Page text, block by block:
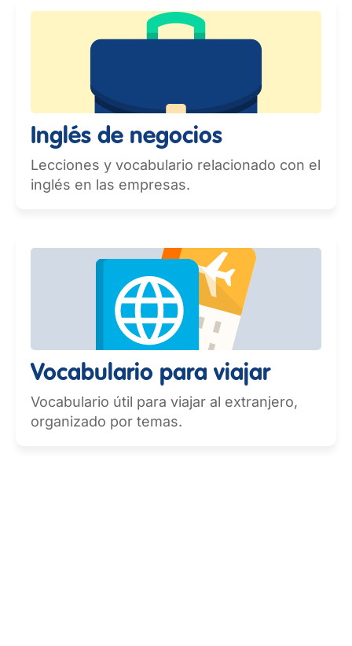
Inglés de negocios
Lecciones y vocabulario relacionado con el
inglés en las empresas.
Vocabulario para viajar
Vocabulario útil para viajar al extranjero,
organizado por temas.